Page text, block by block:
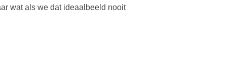
wat als we dat ideaalbeeld nooit